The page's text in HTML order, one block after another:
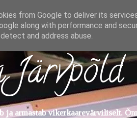
ja armastab vikerkaarevärviliselt.
from Google to deliver its
along with performance and
and address abuse.